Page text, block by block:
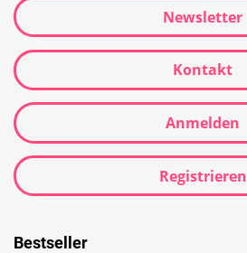
Newsletter
Kontakt
Anmelden
Registrieren
Bestseller